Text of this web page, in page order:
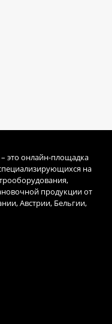
– это онлайн-площадка
на
продукции от
Австрии, Бельгии,